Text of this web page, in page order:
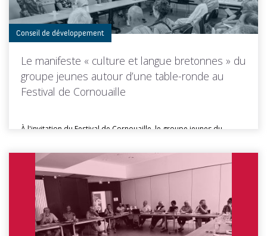
Conseil de développement
Le manifeste « culture et langue bretonnes » du
groupe jeunes autour d’une table-ronde au
Festival de Cornouaille
À l'invitation du Festival de Cornouaille, le groupe jeunes du
Toutes les actus de cette rubrique LIRE LA SUITE